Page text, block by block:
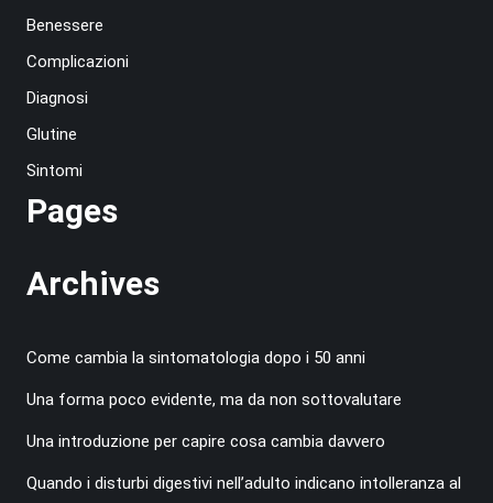
Benessere
Complicazioni
Diagnosi
Glutine
Sintomi
Pages
Archives
Come cambia la sintomatologia dopo i 50 anni
Una forma poco evidente, ma da non sottovalutare
Una introduzione per capire cosa cambia davvero
Quando i disturbi digestivi nell’adulto indicano intolleranza al